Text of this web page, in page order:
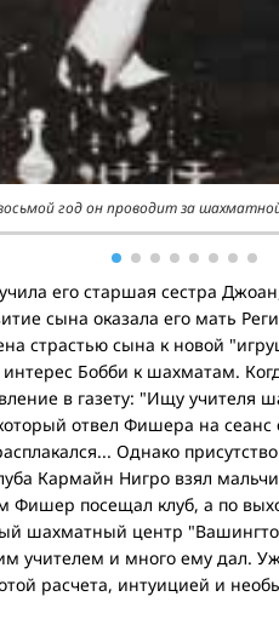
год он проводит за
его старшая сестра
сына оказала его мать
страстью сына к новой
Бобби к шахматам.
в газету: "Ищу учителя
отвел Фишера на
Однако
Кармайн Нигро взял
Фишер посещал клуб, а по
шахматный центр
учителем и много ему дал.
расчета, интуицией и